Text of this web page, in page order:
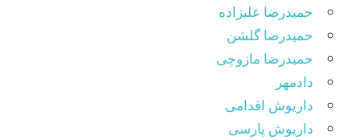
حمیدرضا علیزاده
حمیدرضا گلشن
حمیدرضا مازوچی
دادمهر
داریوش اقدامی
داریوش پارسی